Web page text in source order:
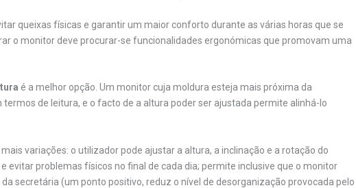
queixas físicas e garantir um maior conforto durante as várias horas que se
o monitor deve procurar-se funcionalidades ergonómicas que promovam uma
é a melhor opção. Um monitor cuja moldura esteja mais próxima da
de leitura, e o facto de a altura poder ser ajustada permite alinhá-lo
variações: o utilizador pode ajustar a altura, a inclinação e a rotação do
evitar problemas físicos no final de cada dia; permite inclusive que o monitor
secretária (um ponto positivo, reduz o nível de desorganização provocada pelo